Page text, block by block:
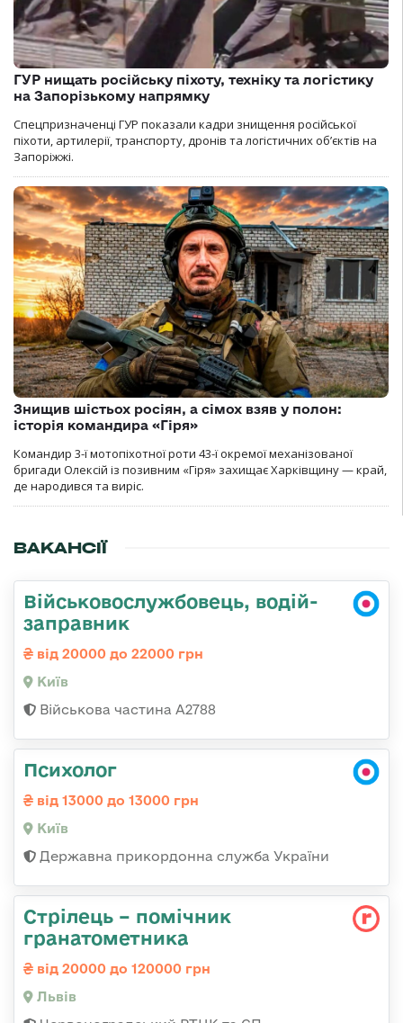
ГУР нищать російську піхоту, техніку та логістику
на Запорізькому напрямку
Спецпризначенці ГУР показали кадри знищення російської
піхоти, артилерії, транспорту, дронів та логістичних об’єктів на
Запоріжжі.
Знищив шістьох росіян, а сімох взяв у полон:
історія командира «Гіря»
Командир 3-ї мотопіхотної роти 43-ї окремої механізованої
бригади Олексій із позивним «Гіря» захищає Харківщину — край,
де народився та виріс.
ВАКАНСІЇ
Військовослужбовець, водій-
заправник
від 20000 до 22000 грн
Київ
Військова частина А2788
Психолог
від 13000 до 13000 грн
Київ
Державна прикордонна служба України
Стрілець – помічник
гранатометника
від 20000 до 120000 грн
Львів